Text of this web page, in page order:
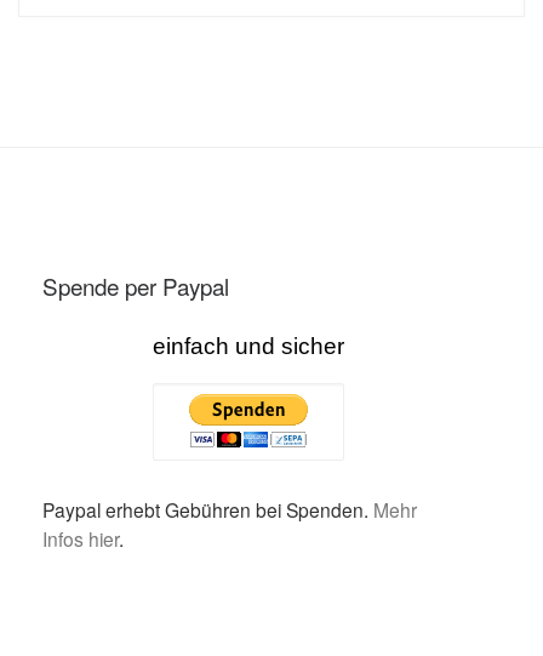
Spende per Paypal
einfach und sicher
Paypal erhebt Gebühren bei Spenden. Mehr
Infos hier.